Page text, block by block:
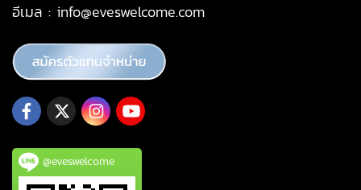
อีเมล : info@eveswelcome.com
@eveswelcome